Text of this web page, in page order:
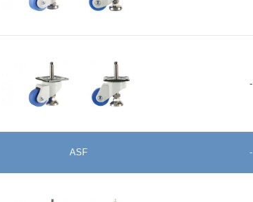
GDH-50-ASF-MCN
-
ASF -